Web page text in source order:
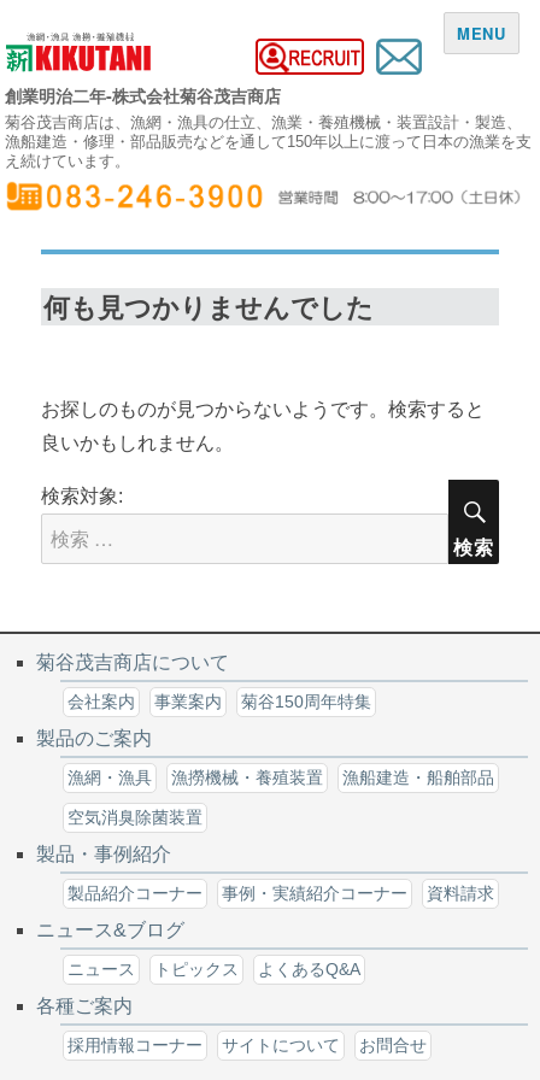
創業明治二年-株式会社菊谷茂吉商店
菊谷茂吉商店は、漁網・漁具の仕立、漁業・養殖機械・装置設計・製造、
漁船建造・修理・部品販売などを通して150年以上に渡って日本の漁業を支
え続けています。
MENU
何も見つかりませんでした
お探しのものが見つからないようです。検索すると
良いかもしれません。
検索対象:
検索
菊谷茂吉商店について
会社案内 事業案内 菊谷150周年特集
製品のご案内
漁網・漁具 漁撈機械・養殖装置 漁船建造・船舶部品
空気消臭除菌装置
製品・事例紹介
製品紹介コーナー 事例・実績紹介コーナー 資料請求
ニュース&ブログ
ニュース トピックス よくあるQ&A
各種ご案内
採用情報コーナー サイトについて お問合せ